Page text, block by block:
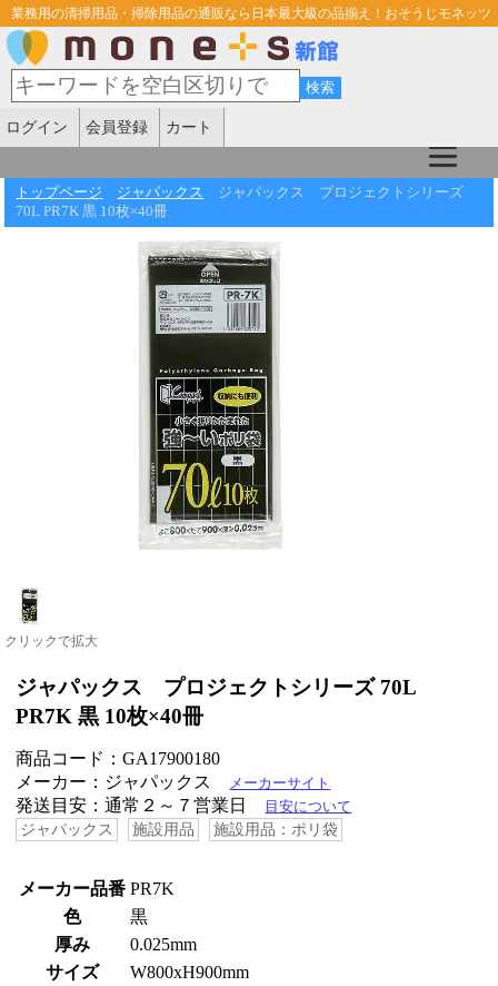
業務用の清掃用品・掃除用品の通販なら日本最大級の品揃え！おそうじモネッツ
ログイン 会員登録 カート
トップページ ジャパックス
ジャパックス プロジェクトシリーズ
70L PR7K 黒 10枚×40冊
クリックで拡大
ジャパックス プロジェクトシリーズ 70L
PR7K 黒 10枚×40冊
商品コード：GA17900180
メーカー：ジャパックス
メーカーサイト
発送目安：通常２～７営業日 目安について
ジャパックス 施設用品 施設用品：ポリ袋
メーカー品番 PR7K
色
黒
厚み
0.025mm
サイズ
W800xH900mm